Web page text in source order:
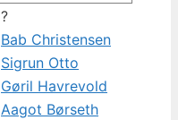
?
Bab Christensen
Sigrun Otto
Gøril Havrevold
Aagot Børseth